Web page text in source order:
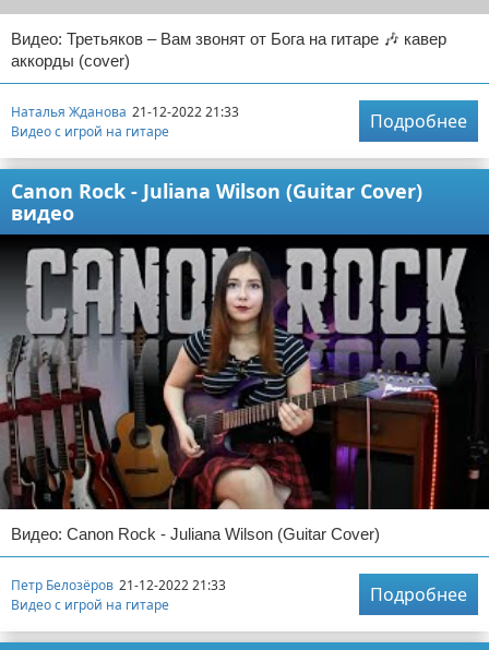
Видео: Третьяков – Вам звонят от Бога на гитаре 🎶 кавер
аккорды (cover)
Наталья Жданова 21-12-2022 21:33
Видео с игрой на гитаре
Подробнее
Canon Rock - Juliana Wilson (Guitar Cover)
видео
Видео: Canon Rock - Juliana Wilson (Guitar Cover)
Петр Белозёров 21-12-2022 21:33
Видео с игрой на гитаре
Подробнее